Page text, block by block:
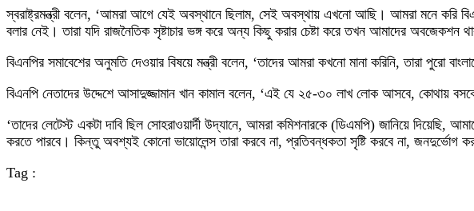
স্বরাষ্ট্রমন্ত্রী বলেন, ‘আমরা আগে যেই অবস্থানে ছিলাম, সেই অবস্থায় এখনো আছি। আমরা মনে করি
বলার নেই। তারা যদি রাজনৈতিক সৃষ্টাচার ভঙ্গ করে অন্য কিছু করার চেষ্টা করে তখন আমাদের অবজেকশন
বিএনপির সমাবেশের অনুমতি দেওয়ার বিষয়ে মন্ত্রী বলেন, ‘তাদের আমরা কখনো মানা করিনি, তারা পুরো
বিএনপি নেতাদের উদ্দেশে আসাদুজ্জামান খান কামাল বলেন, ‘এই যে ২৫-৩০ লাখ লোক আসবে, কোথায়
‘তাদের লেটেস্ট একটা দাবি ছিল সোহরাওয়ার্দী উদ্যানে, আমরা কমিশনারকে (ডিএমপি) জানিয়ে দিয়েছি,
করতে পারবে। কিন্তু অবশ্যই কোনো ভায়োলেন্স তারা করবে না, প্রতিবন্ধকতা সৃষ্টি করবে না, জনদুর্ভোগ
Tag :